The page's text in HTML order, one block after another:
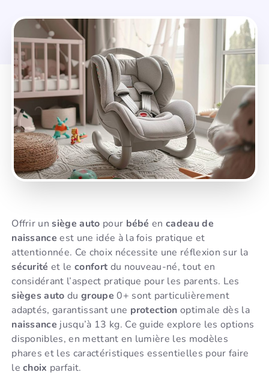
Offrir unsiège auto pour bébé encadeau de
naissance est une idée à la fois pratique et
attentionnée. Ce choix nécessite une réflexion sur la
sécurité et le confort du nouveau-né, tout en
considérant l’aspect pratique pour les parents. Les
sièges auto du groupe 0+ sont particulièrement
adaptés, garantissant une protection optimale dès la
naissance jusqu’à 13 kg. Ce guide explore les options
disponibles, en mettant en lumière les modèles
phares et les caractéristiques essentielles pour faire
lechoix parfait.